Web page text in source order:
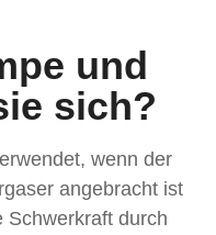
und
sich?
wenn der
angebracht ist
Schwerkraft durch